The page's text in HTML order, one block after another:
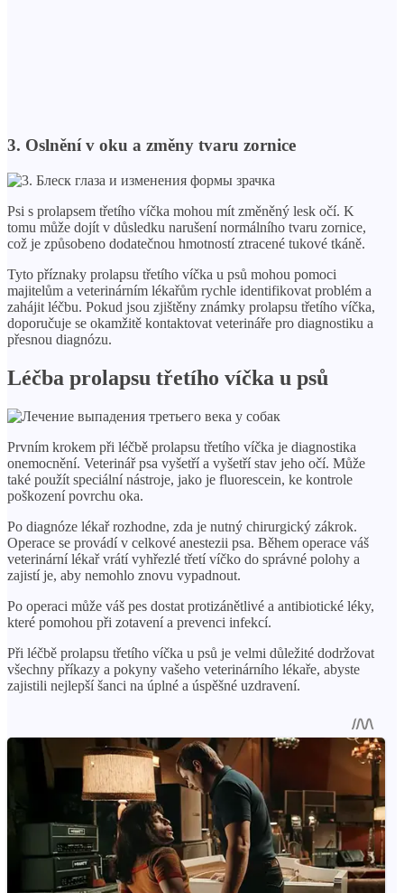
3. Oslnění v oku a změny tvaru zornice
Psi s prolapsem třetího víčka mohou mít změněný lesk očí. K
tomu může dojít v důsledku narušení normálního tvaru zornice,
což je způsobeno dodatečnou hmotností ztracené tukové tkáně.
Tyto příznaky prolapsu třetího víčka u psů mohou pomoci
majitelům a veterinárním lékařům rychle identifikovat problém a
zahájit léčbu. Pokud jsou zjištěny známky prolapsu třetího víčka,
doporučuje se okamžitě kontaktovat veterináře pro diagnostiku a
přesnou diagnózu.
Léčba prolapsu třetího víčka u psů
Prvním krokem při léčbě prolapsu třetího víčka je diagnostika
onemocnění. Veterinář psa vyšetří a vyšetří stav jeho očí. Může
také použít speciální nástroje, jako je fluorescein, ke kontrole
poškození povrchu oka.
Po diagnóze lékař rozhodne, zda je nutný chirurgický zákrok.
Operace se provádí v celkové anestezii psa. Během operace váš
veterinární lékař vrátí vyhřezlé třetí víčko do správné polohy a
zajistí je, aby nemohlo znovu vypadnout.
Po operaci může váš pes dostat protizánětlivé a antibiotické léky,
které pomohou při zotavení a prevenci infekcí.
Při léčbě prolapsu třetího víčka u psů je velmi důležité dodržovat
všechny příkazy a pokyny vašeho veterinárního lékaře, abyste
zajistili nejlepší šanci na úplné a úspěšné uzdravení.